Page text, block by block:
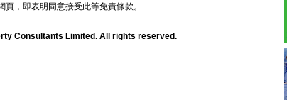
，即表明同意接受此等免責條款。
Consultants Limited. All rights reserved.